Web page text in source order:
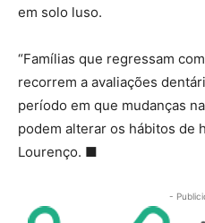
em solo luso.
“Famílias que regressam
recorrem a avaliações
período em que mudanças
podem alterar os hábitos de
Lourenço. ■
-